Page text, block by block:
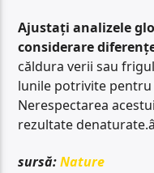
Ajustați analizele
considerare
căldura verii sau
lunile potrivite
Nerespectarea
rezultate denaturate.â
sursă:Nature